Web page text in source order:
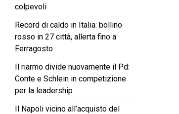
colpevoli
Record di caldo in Italia: bollino
rosso in 27 città, allerta fino a
Ferragosto
Il riarmo divide nuovamente il Pd:
Conte e Schlein in competizione
per la leadership
Il Napoli vicino all’acquisto del